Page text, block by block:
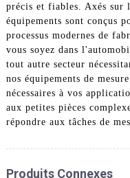
précis et fiables. Axés
équipements sont conçus
processus modernes de
vous soyez dans
tout autre secteur
nos équipements de
nécessaires à vos
aux petites pièces
répondre aux tâches de
Produits Connexes